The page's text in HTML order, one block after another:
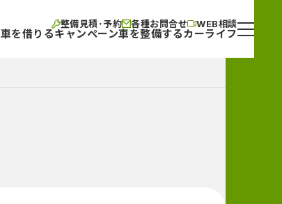
整備見積･予約 各種お問合せ WEB相談
車を借りるキャンペーン車を整備するカーライフ